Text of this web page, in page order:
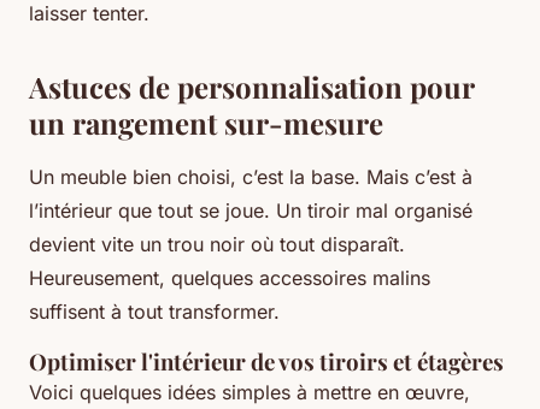
laisser tenter.
Astuces de personnalisation pour
un rangement sur-mesure
Un meuble bien choisi, c’est la base. Mais c’est à
l’intérieur que tout se joue. Un tiroir mal organisé
devient vite un trou noir où tout disparaît.
Heureusement, quelques accessoires malins
suffisent à tout transformer.
Optimiser l'intérieur de vos tiroirs et étagères
Voici quelques idées simples à mettre en œuvre,